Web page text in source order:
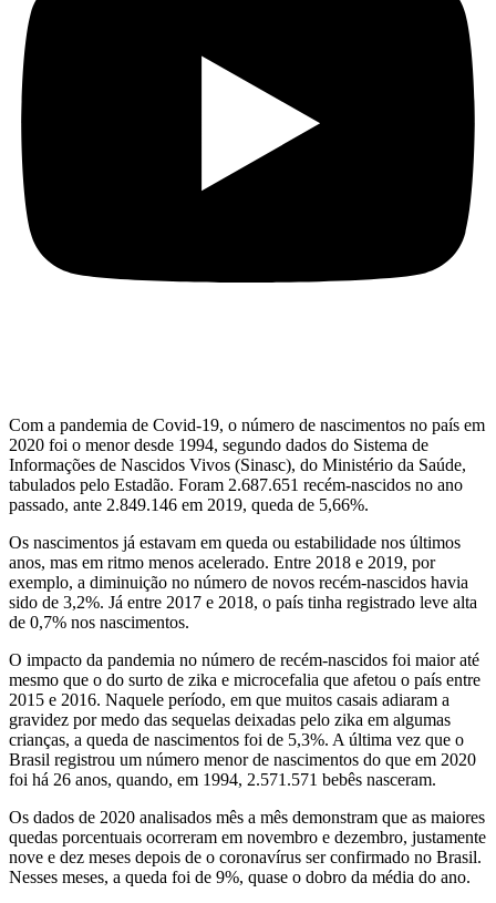
Com a pandemia de Covid-19, o número de nascimentos no país em
2020 foi o menor desde 1994, segundo dados do Sistema de
Informações de Nascidos Vivos (Sinasc), do Ministério da Saúde,
tabulados pelo Estadão. Foram 2.687.651 recém-nascidos no ano
passado, ante 2.849.146 em 2019, queda de 5,66%.
Os nascimentos já estavam em queda ou estabilidade nos últimos
anos, mas em ritmo menos acelerado. Entre 2018 e 2019, por
exemplo, a diminuição no número de novos recém-nascidos havia
sido de 3,2%. Já entre 2017 e 2018, o país tinha registrado leve alta
de 0,7% nos nascimentos.
O impacto da pandemia no número de recém-nascidos foi maior até
mesmo que o do surto de zika e microcefalia que afetou o país entre
2015 e 2016. Naquele período, em que muitos casais adiaram a
gravidez por medo das sequelas deixadas pelo zika em algumas
crianças, a queda de nascimentos foi de 5,3%. A última vez que o
Brasil registrou um número menor de nascimentos do que em 2020
foi há 26 anos, quando, em 1994, 2.571.571 bebês nasceram.
Os dados de 2020 analisados mês a mês demonstram que as maiores
quedas porcentuais ocorreram em novembro e dezembro, justamente
nove e dez meses depois de o coronavírus ser confirmado no Brasil.
Nesses meses, a queda foi de 9%, quase o dobro da média do ano.